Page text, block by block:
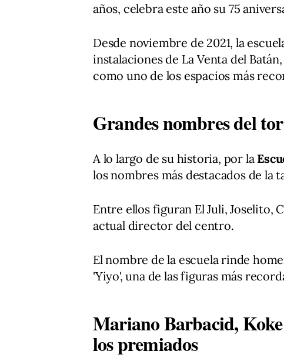
años, celebra este año su 75
Desde noviembre de 2021, la
instalaciones de La Venta del
como uno de los espacios más
Grandes nombres del
A lo largo de su historia, por la
los nombres más destacados de la
Entre ellos figuran El Juli, Joselito,
actual director del centro.
El nombre de la escuela rinde
'Yiyo', una de las figuras más
Mariano Barbacid,
los premiados